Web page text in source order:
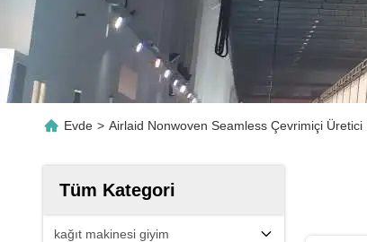
Evde > Airlaid Nonwoven Seamless Çevrimiçi Üretici
Tüm Kategori
kağıt makinesi giyim